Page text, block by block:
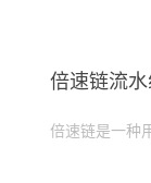
倍速链流
倍速链是一种